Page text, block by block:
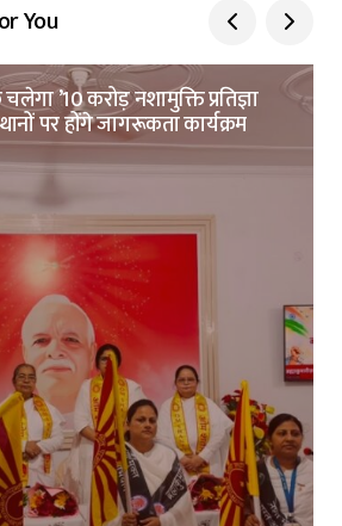
You
’10 करोड़ नशामुक्ति प्रतिज्ञा
पर होंगे जागरूकता कार्यक्रम